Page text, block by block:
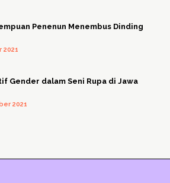
Penenun Menembus Dinding
2021
Gender dalam Seni Rupa di Jawa
2021